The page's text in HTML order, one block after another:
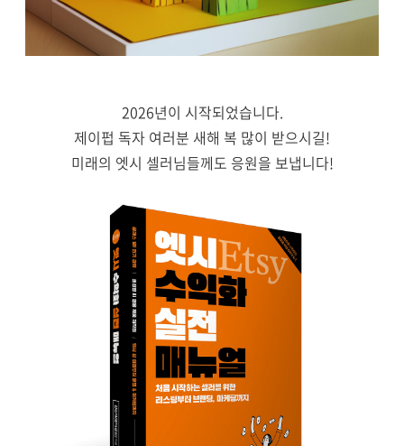
2026년이 시작되었습니다.
제이펍 독자 여러분 새해 복 많이 받으시길!
미래의 엣시 셀러님들께도 응원을 보냅니다!